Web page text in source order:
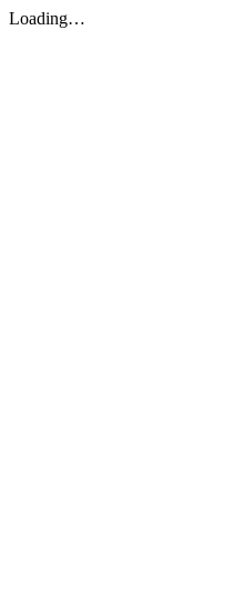
Loading…